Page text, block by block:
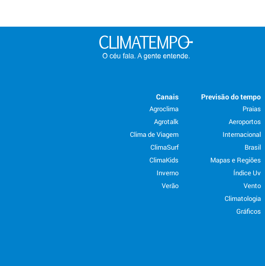
Previsão do tempo
Praias
Aeroportos
Internacional
Brasil
Mapas e Regiões
Índice Uv
Vento
Climatologia
Gráficos
Canais
Agroclima
Agrotalk
Clima de Viagem
ClimaSurf
ClimaKids
Inverno
Verão